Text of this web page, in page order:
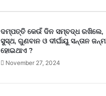
ଦମ୍ପତ୍ତି କେଉଁ ଦିନ ସମ୍ବଦ୍ଧ ରଖିଲେ,
ସୁସ୍ଥ, ଗୁଣବାନ ଓ ଦୀର୍ଘାୟୁ ସନ୍ତାନ ଜନ୍ମ
ହୋଇଥାଏ ?
November 27, 2024